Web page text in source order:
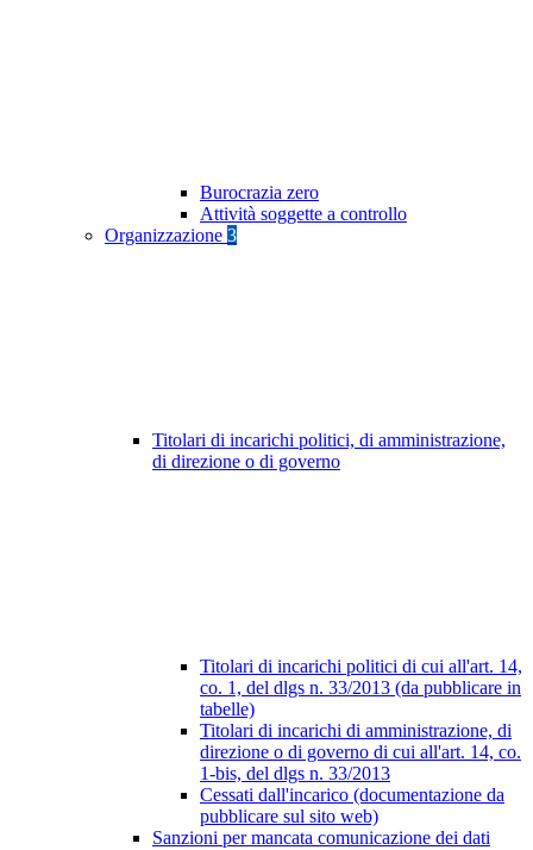
Burocrazia zero
Attività soggette a controllo
Organizzazione 3
Titolari di incarichi politici, di amministrazione,
di direzione o di governo
Titolari di incarichi politici di cui all'art. 14,
co. 1, del dlgs n. 33/2013 (da pubblicare in
tabelle)
Titolari di incarichi di amministrazione, di
direzione o di governo di cui all'art. 14, co.
1-bis, del dlgs n. 33/2013
Cessati dall'incarico (documentazione da
pubblicare sul sito web)
Sanzioni per mancata comunicazione dei dati